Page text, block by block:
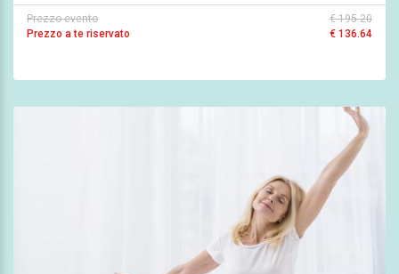
Prezzo evento
€ 195.20
Prezzo a te riservato
€ 136.64